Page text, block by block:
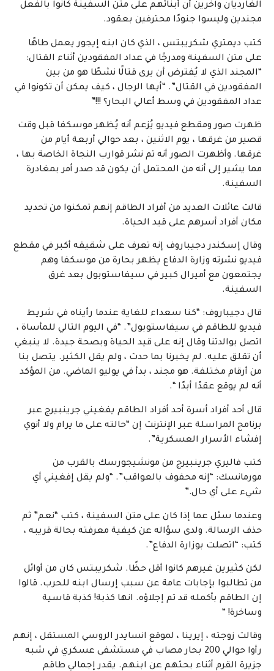
الغارديان وآخرين أن أبنائهم على متن السفينة كانوا بالفعل
مجندين وليسوا جنودًا محترفين بعقود.
كتب ديمتري شكريبتس ، الذي كان ابنه إيجور يعمل طاهًا
على متن السفينة ومدرجًا في عداد المفقودين أثناء القتال:
“المجند الذي لا يُفترض أن يرى قتالًا نشطًا هو من بين
المفقودين في القتال”. “أيها الرجال ، كيف يمكن أن تكونوا في
عداد المفقودين في وسط أعالي البحار؟ !!!”
ظهرت صور ومقطع فيديو يُزعم أنه يُظهر موسكفا قبل وقت
قصير من غرقها ، يوم الاثنين ، بعد حوالي أربعة أيام من
غرقها. وأظهرت الصور أنه تم نشر قوارب النجاة الخاصة بها ،
مما يشير إلى أنه من المحتمل أن يكون قد صدر أمر بمغادرة
السفينة.
قالت عائلات العديد من أفراد الطاقم إنهم تمكنوا من تحديد
مكان أفراد أسرهم على قيد الحياة.
وقال إسكندر دجيباروف إنه تعرف على شقيقه أكبر في مقطع
فيديو نشرته وزارة الدفاع يظهر بحارة من موسكفا وهم
يجتمعون مع أميرال كبير في سيفاستوبول بعد غرق
السفينة.
قال دجيباروف: “كنا سعداء للغاية عندما رأيناه في شريط
فيديو للطاقم في سيفاستوبول”. “في اليوم التالي للمأساة ،
اتصل بوالدتنا وقال إنه على قيد الحياة وبصحة جيدة. لا ينبغي
أن تقلق عليه. لم يخبرنا بما حدث ، ولم يقل الكثير. يتصل بنا
من أرقام مختلفة. هو مجند ، بدأ في يوليو الماضي. من المؤكد
أنه لم يوقع عقدًا أبدًا “.
قال أحد أفراد أسرة أحد أفراد الطاقم يفغيني جرينبيرج عبر
برنامج المراسلة عبر الإنترنت إن “حالته على ما يرام ولا أنوي
إفشاء الأسرار العسكرية”.
كتب فاليري جرينبيرج من مونشيجورسك بالقرب من
مورمانسك: “إنه محفوف بالعواقب”. “ولم يقل إفغيني أي
شيء على أي حال.”
وعندما سئل عما إذا كان على متن السفينة ، كتب “نعم” ثم
حذف الرسالة. ولدى سؤاله عن كيفية معرفته بحالة قريبه ،
كتب: “اتصلت بوزارة الدفاع”.
لكن كثيرين غيرهم كانوا أقل حظًا. شكريبتس كان من أوائل
من تطالبوا بإجابات عامة عن سبب إرسال ابنه للحرب. قالوا
إن الطاقم بأكمله قد تم إجلاؤه. انها كذبة! كذبة قاسية
وساخرة! “
وقالت زوجته ، إيرينا ، لموقع انسايدر الروسي المستقل ، إنهم
رأوا حوالي 200 بحار مصاب في مستشفى عسكري في شبه
جزيرة القرم أثناء بحثهم عن ابنهم. يقدر إجمالي طاقم